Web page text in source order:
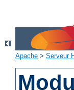
Apache > Serveur